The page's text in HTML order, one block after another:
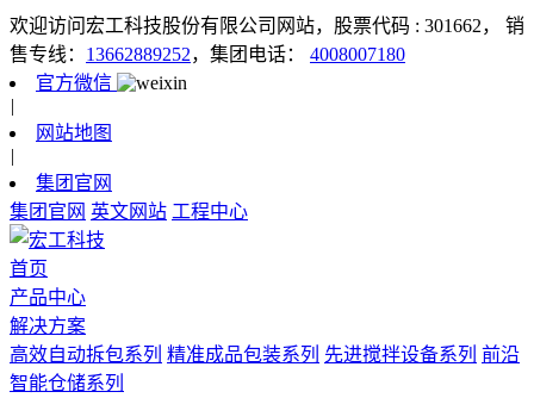
欢迎访问宏工科技股份有限公司网站，股票代码 : 301662，
销
售专线： 13662889252，集团电话： 4008007180
官方微信
|
网站地图
|
集团官网
集团官网 英文网站 工程中心
首页
产品中心
解决方案
高效自动拆包系列 精准成品包装系列 先进搅拌设备系列 前沿
智能仓储系列